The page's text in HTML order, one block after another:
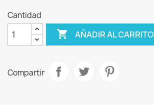
Cantidad
 AÑADIR AL CARRITO
Compartir